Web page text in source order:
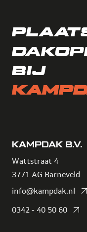
BIJ
KAMPDAK B.V.
Wattstraat 4
3771 AG Barneveld
info@kampdak.nl
0342 - 40 50 60